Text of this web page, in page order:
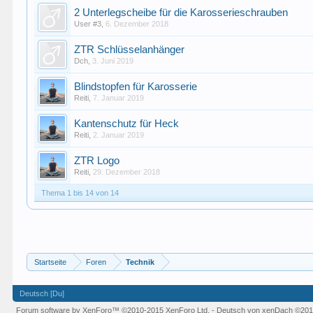
2 Unterlegscheibe für die Karosserieschrauben
User #3 6. Dezember 2018
ZTR Schlüsselanhänger
Dch 3. Juni 2019
Blindstopfen für Karosserie
Reiti 7. Januar 2019
Kantenschutz für Heck
Reiti 2. Januar 2019
ZTR Logo
Reiti 29. Dezember 2018
Thema 1 bis 14 von 14
Startseite Foren Technik
Deutsch [Du]
Forum software by XenForo™©2010-2015 XenForo Ltd. - Deutsch von xenDach